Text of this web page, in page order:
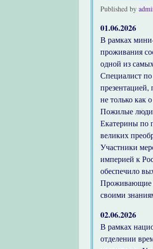
Published by
01.06.2026
В рамках
проживания
одной из
Специалист
не только как
Пожилые люди
Екатерины по
великих
Участники
империей к
обеспечило
Проживающие
своими
02.06.2026
В рамках
отделении